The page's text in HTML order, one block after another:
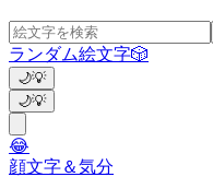
ランダム絵文字🎲
🌙💡
🌙💡
😂
顔文字＆気分